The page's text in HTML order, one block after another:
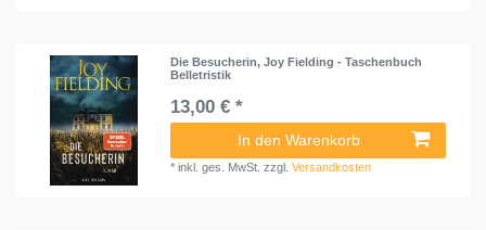
Die Besucherin, Joy Fielding - Taschenbuch
Belletristik
13,00 € *
In den Warenkorb
*inkl. ges. MwSt. zzgl.Versandkosten